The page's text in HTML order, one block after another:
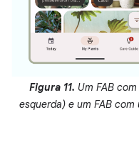
Figura 11. Um FAB
esquerda) e um FAB